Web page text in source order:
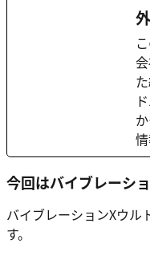
今回はバイブレーショ
バイブレーションXウル
す。